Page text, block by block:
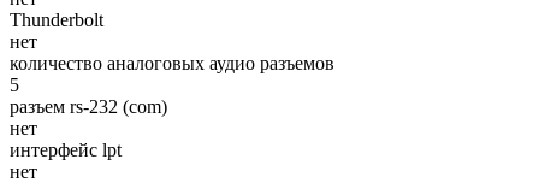
Thunderbolt
нет
количество аналоговых аудио разъемов
5
разъем rs-232 (com)
нет
интерфейс lpt
нет